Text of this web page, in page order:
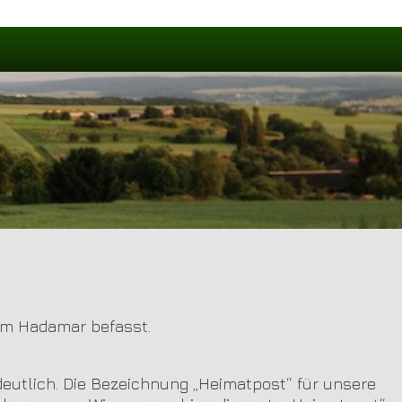
Hadamar befasst.
Die Bezeichnung „Heimatpost“ für unsere